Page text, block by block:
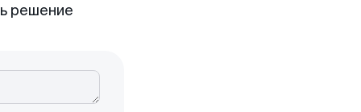
решение